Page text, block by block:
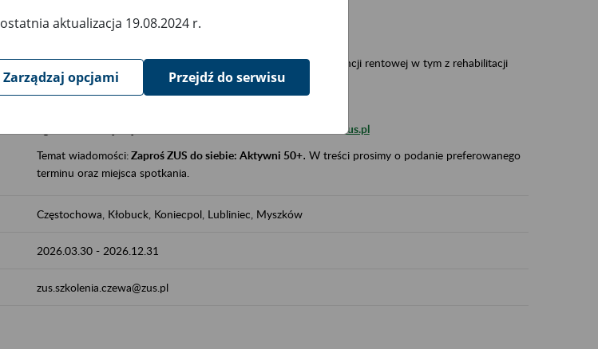
jak zwiększyć emeryturę,
jak skorzystać z programów prewencji wypadkowej i prewencji rentowej w tym z rehabilitacji
leczniczej prowadzonej przez ZUS.
zus.szkolenia.czewa@zus.pl
Temat wiadomości:Zaproś ZUS do siebie: Aktywni 50+. W treści prosimy o podanie preferowanego
terminu oraz miejsca spotkania.
Częstochowa, Kłobuck, Koniecpol, Lubliniec, Myszków
2026.03.30 - 2026.12.31
zus.szkolenia.czewa@zus.pl
ostatnia aktualizacja 19.08.2024 r.
Zarządzaj opcjami Przejdź do serwisu